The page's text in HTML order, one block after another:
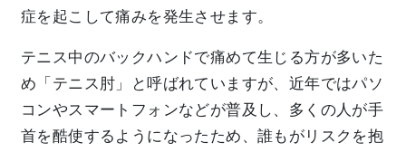
症を起こして痛みを発生させます。
テニス中のバックハンドで痛めて生じる方が多いた
め「テニス肘」と呼ばれていますが、近年ではパソ
コンやスマートフォンなどが普及し、多くの人が手
首を酷使するようになったため、誰もがリスクを抱